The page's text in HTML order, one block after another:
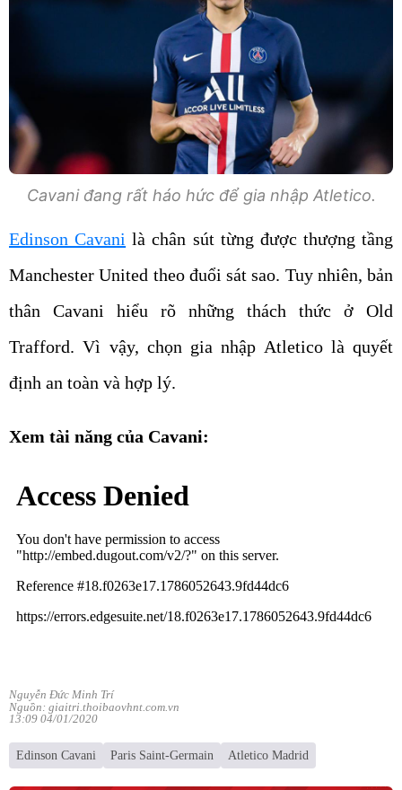
Cavani đang rất háo hức để gia nhập Atletico.
Edinson Cavani là chân sút từng được thượng tầng
Manchester United theo đuổi sát sao. Tuy nhiên, bản
thân Cavani hiểu rõ những thách thức ở Old
Trafford. Vì vậy, chọn gia nhập Atletico là quyết
định an toàn và hợp lý.
Xem tài năng của Cavani:
Nguyễn Đức Minh Trí
Nguồn: giaitri.thoibaovhnt.com.vn
13:09 04/01/2020
Edinson Cavani Paris Saint-Germain Atletico Madrid